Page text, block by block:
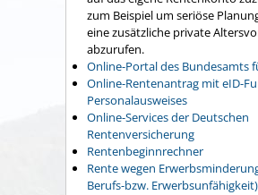
zum Beispiel um seriöse
eine zusätzliche private
abzurufen.
Online-Portal des Bundesamts
Online-Rentenantrag mit eID-
Personalausweises
Online-Services der Deutschen
Rentenversicherung
Rentenbeginnrechner
Rente wegen
Berufs-bzw. Erwerbsunfähigkeit)